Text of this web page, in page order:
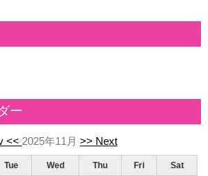
ー
<< 2025年11月 >> Next
Tue Wed Thu Fri Sat